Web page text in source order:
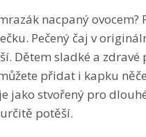
nacpaný ovocem?
Pečený čaj v
Dětem sladké a zdravé
přidat i kapku
jako stvořený pro
potěší.